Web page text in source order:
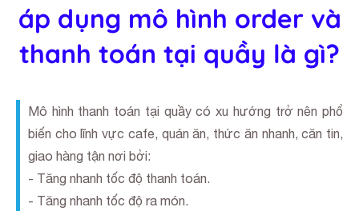
áp dụng mô hình order và
thanh toán tại quầy là gì?
Mô hình thanh toán tại quầy có xu hướng trở nên phổ
biến cho lĩnh vực cafe, quán ăn, thức ăn nhanh, căn tin,
giao hàng tận nơi bởi:
- Tăng nhanh tốc độ thanh toán.
- Tăng nhanh tốc độ ra món.